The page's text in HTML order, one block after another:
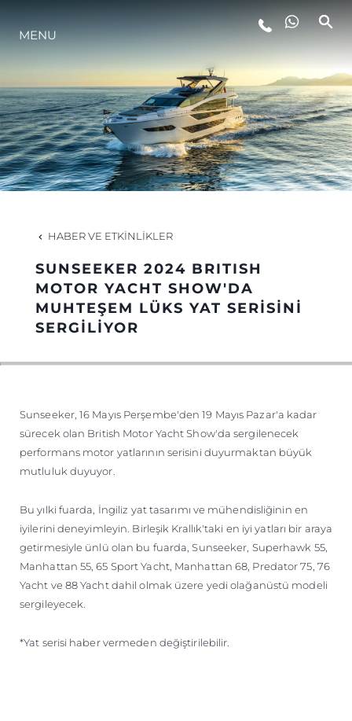
YAŞAM ŞEKLİ
YENILIK
ŞİRKET
MİRAS
TEKNENIZIN PIYASA DEĞERINI
ÖĞRENIN
MENU
HABER VE ETKINLIKLER
SUNSEEKER 2024 BRITISH
MOTOR YACHT SHOW'DA
MUHTEŞEM LÜKS YAT SERİSİNİ
SERGİLİYOR
Sunseeker, 16 Mayıs Perşembe'den 19 Mayıs Pazar'a kadar
sürecek olan British Motor Yacht Show'da sergilenecek
performans motor yatlarının serisini duyurmaktan büyük
mutluluk duyuyor.
Bu yılki fuarda, İngiliz yat tasarımı ve mühendisliğinin en
iyilerini deneyimleyin. Birleşik Krallık'taki en iyi yatları bir araya
getirmesiyle ünlü olan bu fuarda, Sunseeker, Superhawk 55,
Manhattan 55, 65 Sport Yacht, Manhattan 68, Predator 75, 76
Yacht ve 88 Yacht dahil olmak üzere yedi olağanüstü modeli
sergileyecek.
*Yat serisi haber vermeden değiştirilebilir.